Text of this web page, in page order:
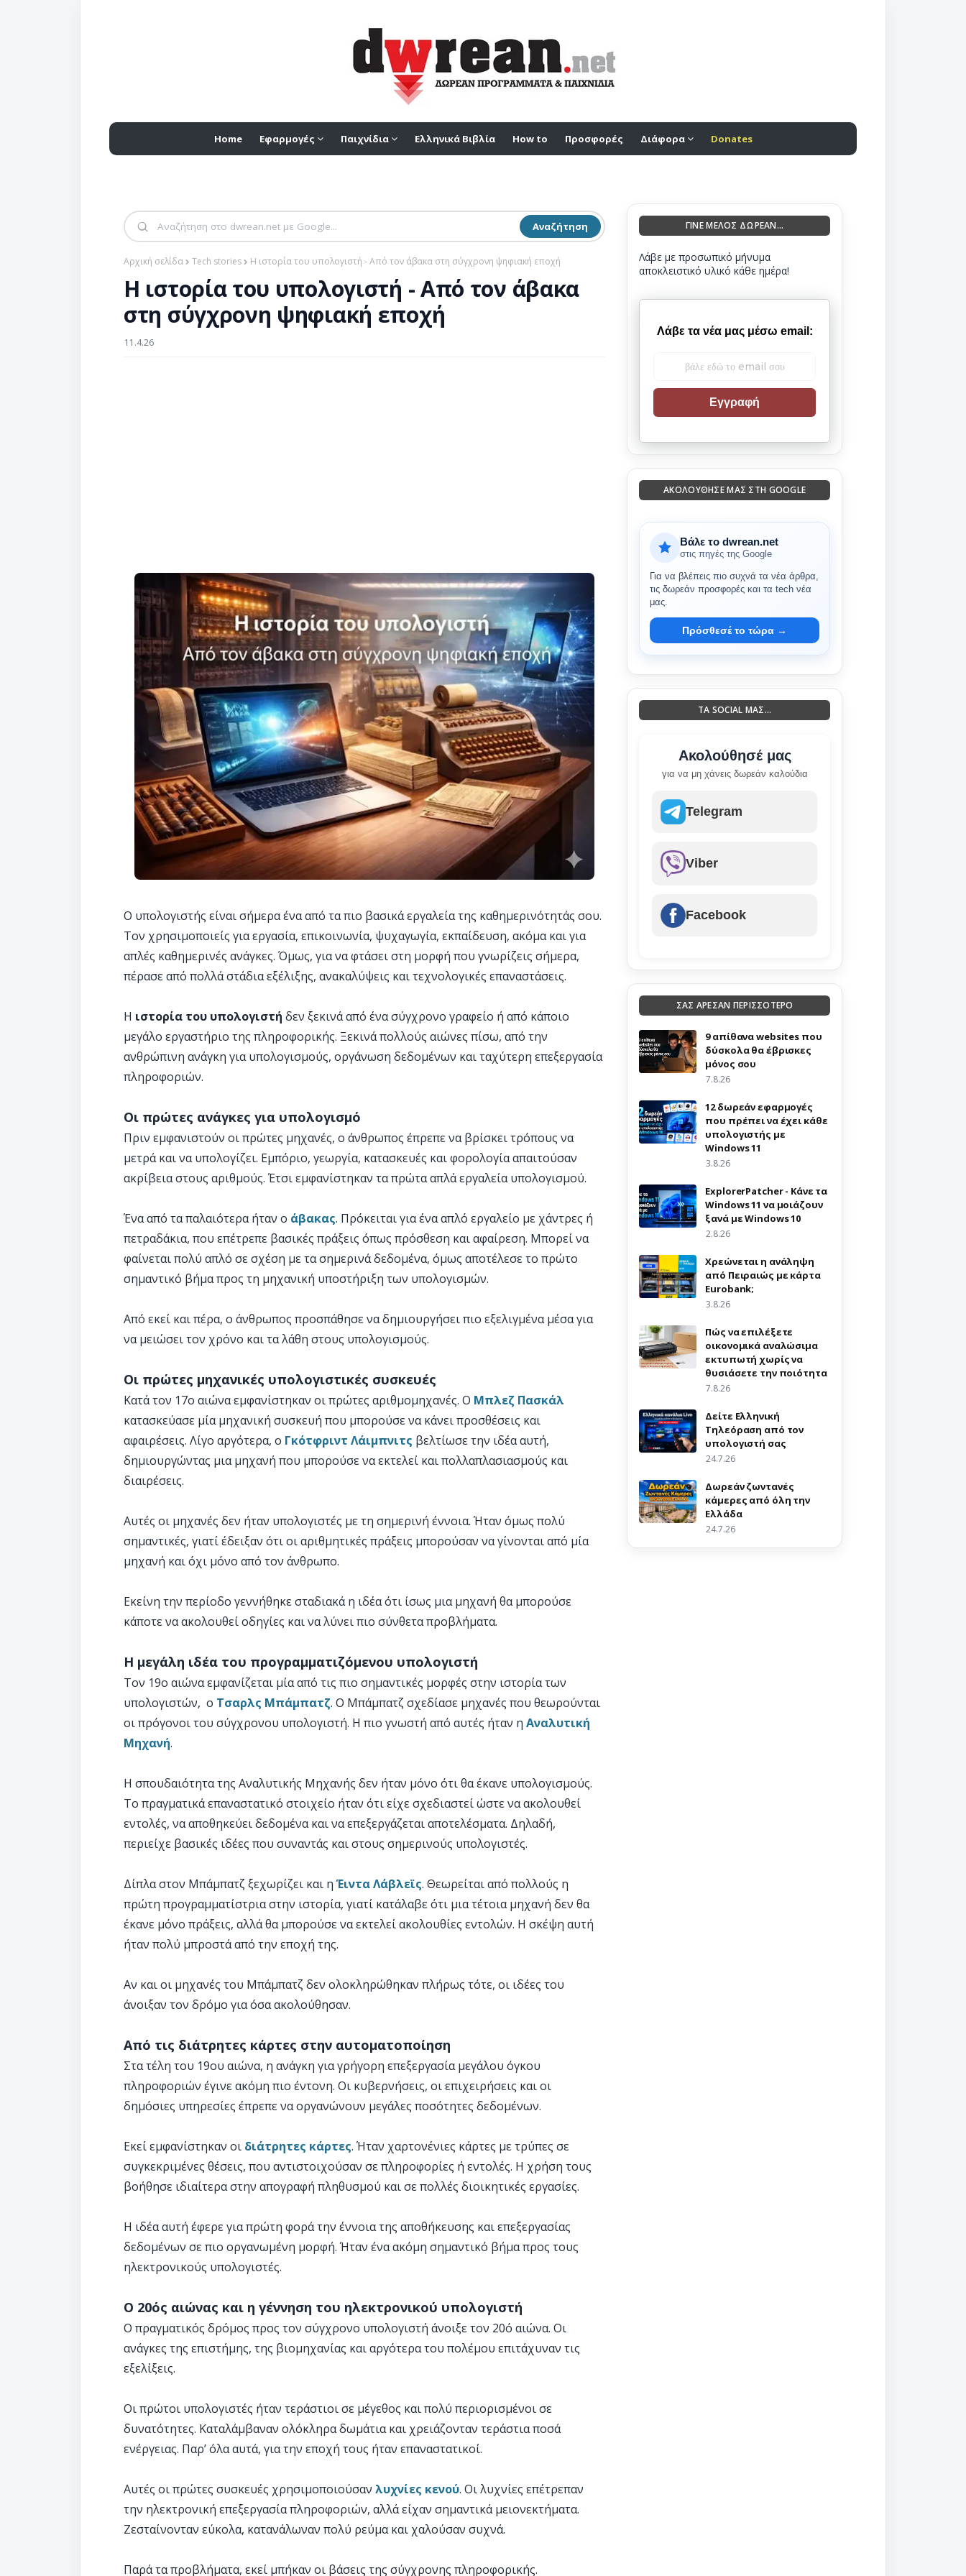
Home Εφαρμογές Παιχνίδια Ελληνικά Βιβλία How to Προσφορές Διάφορα Donates
Αναζήτηση
Αρχική σελίδα Tech stories Η ιστορία του υπολογιστή - Από τον άβακα στη σύγχρονη ψηφιακή εποχή
Η ιστορία του υπολογιστή - Από τον άβακα
στη σύγχρονη ψηφιακή εποχή
11.4.26
Ο υπολογιστής είναι σήμερα ένα από τα πιο βασικά εργαλεία της καθημερινότητάς σου.
Τον χρησιμοποιείς για εργασία, επικοινωνία, ψυχαγωγία, εκπαίδευση, ακόμα και για
απλές καθημερινές ανάγκες. Όμως, για να φτάσει στη μορφή που γνωρίζεις σήμερα,
πέρασε από πολλά στάδια εξέλιξης, ανακαλύψεις και τεχνολογικές επαναστάσεις.
Η ιστορία του υπολογιστή δεν ξεκινά από ένα σύγχρονο γραφείο ή από κάποιο
μεγάλο εργαστήριο της πληροφορικής. Ξεκινά πολλούς αιώνες πίσω, από την
ανθρώπινη ανάγκη για υπολογισμούς, οργάνωση δεδομένων και ταχύτερη επεξεργασία
πληροφοριών.
Οι πρώτες ανάγκες για υπολογισμό
Πριν εμφανιστούν οι πρώτες μηχανές, ο άνθρωπος έπρεπε να βρίσκει τρόπους να
μετρά και να υπολογίζει. Εμπόριο, γεωργία, κατασκευές και φορολογία απαιτούσαν
ακρίβεια στους αριθμούς. Έτσι εμφανίστηκαν τα πρώτα απλά εργαλεία υπολογισμού.
Ένα από τα παλαιότερα ήταν ο άβακας. Πρόκειται για ένα απλό εργαλείο με χάντρες ή
πετραδάκια, που επέτρεπε βασικές πράξεις όπως πρόσθεση και αφαίρεση. Μπορεί να
φαίνεται πολύ απλό σε σχέση με τα σημερινά δεδομένα, όμως αποτέλεσε το πρώτο
σημαντικό βήμα προς τη μηχανική υποστήριξη των υπολογισμών.
Από εκεί και πέρα, ο άνθρωπος προσπάθησε να δημιουργήσει πιο εξελιγμένα μέσα για
να μειώσει τον χρόνο και τα λάθη στους υπολογισμούς.
Οι πρώτες μηχανικές υπολογιστικές συσκευές
Κατά τον 17ο αιώνα εμφανίστηκαν οι πρώτες αριθμομηχανές. Ο Μπλεζ Πασκάλ
κατασκεύασε μία μηχανική συσκευή που μπορούσε να κάνει προσθέσεις και
αφαιρέσεις. Λίγο αργότερα, ο Γκότφριντ Λάιμπνιτς βελτίωσε την ιδέα αυτή,
δημιουργώντας μια μηχανή που μπορούσε να εκτελεί και πολλαπλασιασμούς και
διαιρέσεις.
Αυτές οι μηχανές δεν ήταν υπολογιστές με τη σημερινή έννοια. Ήταν όμως πολύ
σημαντικές, γιατί έδειξαν ότι οι αριθμητικές πράξεις μπορούσαν να γίνονται από μία
μηχανή και όχι μόνο από τον άνθρωπο.
Εκείνη την περίοδο γεννήθηκε σταδιακά η ιδέα ότι ίσως μια μηχανή θα μπορούσε
κάποτε να ακολουθεί οδηγίες και να λύνει πιο σύνθετα προβλήματα.
Η μεγάλη ιδέα του προγραμματιζόμενου υπολογιστή
Τον 19ο αιώνα εμφανίζεται μία από τις πιο σημαντικές μορφές στην ιστορία των
υπολογιστών, ο Τσαρλς Μπάμπατζ. Ο Μπάμπατζ σχεδίασε μηχανές που θεωρούνται
οι πρόγονοι του σύγχρονου υπολογιστή. Η πιο γνωστή από αυτές ήταν η Αναλυτική
Μηχανή.
Η σπουδαιότητα της Αναλυτικής Μηχανής δεν ήταν μόνο ότι θα έκανε υπολογισμούς.
Το πραγματικά επαναστατικό στοιχείο ήταν ότι είχε σχεδιαστεί ώστε να ακολουθεί
εντολές, να αποθηκεύει δεδομένα και να επεξεργάζεται αποτελέσματα. Δηλαδή,
περιείχε βασικές ιδέες που συναντάς και στους σημερινούς υπολογιστές.
Δίπλα στον Μπάμπατζ ξεχωρίζει και ηΈιντα Λάβλεϊς. Θεωρείται από πολλούς η
πρώτη προγραμματίστρια στην ιστορία, γιατί κατάλαβε ότι μια τέτοια μηχανή δεν θα
έκανε μόνο πράξεις, αλλά θα μπορούσε να εκτελεί ακολουθίες εντολών. Η σκέψη αυτή
ήταν πολύ μπροστά από την εποχή της.
Αν και οι μηχανές του Μπάμπατζ δεν ολοκληρώθηκαν πλήρως τότε, οι ιδέες του
άνοιξαν τον δρόμο για όσα ακολούθησαν.
Από τις διάτρητες κάρτες στην αυτοματοποίηση
Στα τέλη του 19ου αιώνα, η ανάγκη για γρήγορη επεξεργασία μεγάλου όγκου
πληροφοριών έγινε ακόμη πιο έντονη. Οι κυβερνήσεις, οι επιχειρήσεις και οι
δημόσιες υπηρεσίες έπρεπε να οργανώνουν μεγάλες ποσότητες δεδομένων.
Εκεί εμφανίστηκαν οι διάτρητες κάρτες. Ήταν χαρτονένιες κάρτες με τρύπες σε
συγκεκριμένες θέσεις, που αντιστοιχούσαν σε πληροφορίες ή εντολές. Η χρήση τους
βοήθησε ιδιαίτερα στην απογραφή πληθυσμού και σε πολλές διοικητικές εργασίες.
Η ιδέα αυτή έφερε για πρώτη φορά την έννοια της αποθήκευσης και επεξεργασίας
δεδομένων σε πιο οργανωμένη μορφή. Ήταν ένα ακόμη σημαντικό βήμα προς τους
ηλεκτρονικούς υπολογιστές.
Ο 20ός αιώνας και η γέννηση του ηλεκτρονικού υπολογιστή
Ο πραγματικός δρόμος προς τον σύγχρονο υπολογιστή άνοιξε τον 20ό αιώνα. Οι
ανάγκες της επιστήμης, της βιομηχανίας και αργότερα του πολέμου επιτάχυναν τις
εξελίξεις.
Οι πρώτοι υπολογιστές ήταν τεράστιοι σε μέγεθος και πολύ περιορισμένοι σε
δυνατότητες. Καταλάμβαναν ολόκληρα δωμάτια και χρειάζονταν τεράστια ποσά
ενέργειας. Παρ’ όλα αυτά, για την εποχή τους ήταν επαναστατικοί.
Αυτές οι πρώτες συσκευές χρησιμοποιούσαν λυχνίες κενού. Οι λυχνίες επέτρεπαν
την ηλεκτρονική επεξεργασία πληροφοριών, αλλά είχαν σημαντικά μειονεκτήματα.
Ζεσταίνονταν εύκολα, κατανάλωναν πολύ ρεύμα και χαλούσαν συχνά.
Παρά τα προβλήματα, εκεί μπήκαν οι βάσεις της σύγχρονης πληροφορικής.
ΓΙΝΕ ΜΕΛΟΣ ΔΩΡΕΑΝ...
Λάβε με προσωπικό μήνυμα
αποκλειστικό υλικό κάθε ημέρα!
Λάβε τα νέα μας μέσω email:
Εγγραφή
ΑΚΟΛΟΎΘΗΣΈ ΜΑΣ ΣΤΗ GOOGLE
Βάλε το dwrean.net
στις πηγές της Google
Για να βλέπεις πιο συχνά τα νέα άρθρα,
τις δωρεάν προσφορές και τα tech νέα
μας.
Πρόσθεσέ το τώρα →
ΤΑ SOCIAL ΜΑΣ...
Ακολούθησέ μας
για να μη χάνεις δωρεάν καλούδια
Telegram
Viber
Facebook
ΣΑΣ ΑΡΕΣΑΝ ΠΕΡΙΣΣΟΤΕΡΟ
9 απίθανα websites που
δύσκολα θα έβρισκες
μόνος σου
7.8.26
12 δωρεάν εφαρμογές
που πρέπει να έχει κάθε
υπολογιστής με
Windows 11
3.8.26
ExplorerPatcher - Κάνε τα
Windows 11 να μοιάζουν
ξανά με Windows 10
2.8.26
Χρεώνεται η ανάληψη
από Πειραιώς με κάρτα
Eurobank;
3.8.26
Πώς να επιλέξετε
οικονομικά αναλώσιμα
εκτυπωτή χωρίς να
θυσιάσετε την ποιότητα
7.8.26
Δείτε Ελληνική
Τηλεόραση από τον
υπολογιστή σας
24.7.26
Δωρεάν ζωντανές
κάμερες από όλη την
Ελλάδα
24.7.26